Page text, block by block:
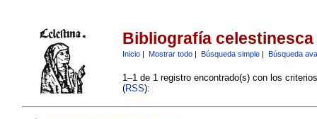
Bibliografía celestinesca
Inicio| Mostrar todo| Búsqueda simple| Búsqueda
1–1 de 1 registro encontrado(s) con los
(RSS):